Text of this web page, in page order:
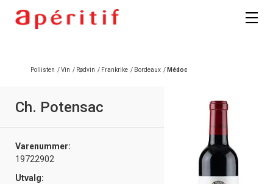
Pollisten /Vin / Rødvin / Frankrike / Bordeaux / Médoc
Ch. Potensac
Varenummer:
19722902
Utvalg: